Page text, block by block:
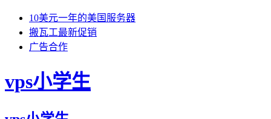
10美元一年的美国服务器
搬瓦工最新促销
广告合作
vps小学生